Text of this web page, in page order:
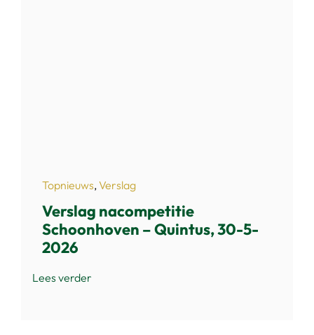
Topnieuws,Verslag
Verslag nacompetitie
Schoonhoven – Quintus, 30-5-
2026
Lees verder